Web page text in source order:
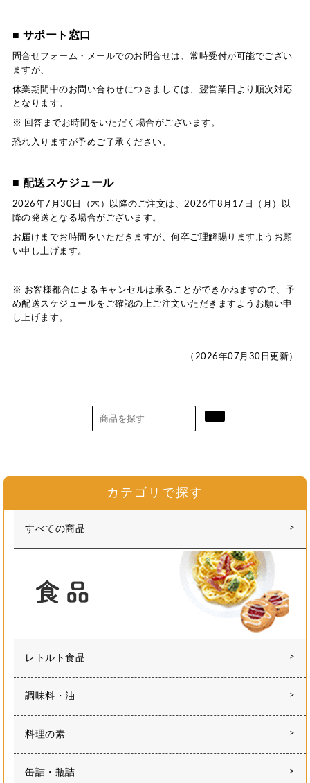
カテゴリで探す
すべての商品
レトルト食品
調味料・油
料理の素
缶詰・瓶詰
■ サポート窓口
問合せフォーム・メールでのお問合せは、常時受付が可能でござい
ますが、
休業期間中のお問い合わせにつきましては、翌営業日より順次対応
となります。
※ 回答までお時間をいただく場合がございます。
恐れ入りますが予めご了承ください。
■ 配送スケジュール
2026年7月30日（木）以降のご注文は、2026年8月17日（月）以
降の発送となる場合がございます。
お届けまでお時間をいただきますが、何卒ご理解賜りますようお願
い申し上げます。
※ お客様都合によるキャンセルは承ることができかねますので、予
め配送スケジュールをご確認の上ご注文いただきますようお願い申
し上げます。
（2026年07月30日更新）